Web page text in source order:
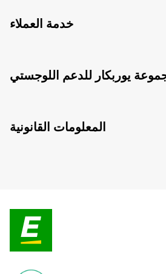
خدمة العملاء
يوربكار للدعم اللوجستي
المعلومات القانونية